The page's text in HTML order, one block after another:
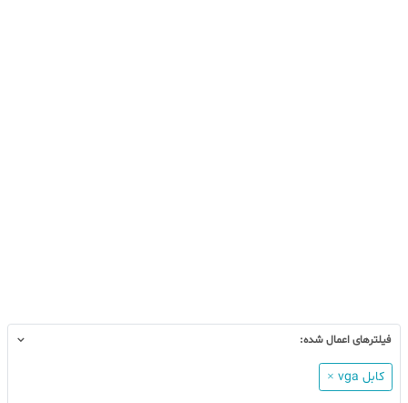
فیلترهای اعمال شده:
کابل vga ×